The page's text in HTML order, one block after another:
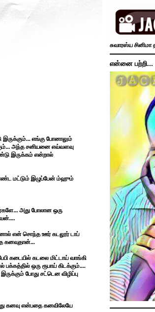
இருக்கும்... எங்கு போனாலும்
அந்த சனியனை எவ்வளவு
இருக்கம் என்றால்
மட்டும் இழுப்பேன் ம்ஹும்
அது போலான ஒரு
என் சொந்த ஊர் கடலூர் டாப்
கனவுதான்...
கடையில் கடலை மிட்டாய் வாங்கி
ஒரு ரூபாய் கிடக்கும்....
போது சட்டென விழிப்பு
கனவு என்பதை கனவிலேயே
சுவாரஸ்ய
என்னை பற்றி...